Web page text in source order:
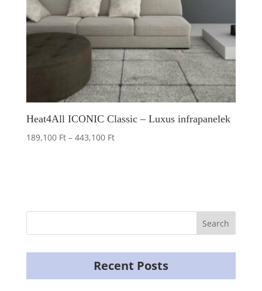
Heat4All ICONIC Classic – Luxus infrapanelek
189,100 Ft – 443,100 FtPrice
Recent Posts